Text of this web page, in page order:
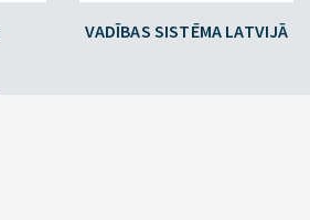
VADĪBAS SISTĒMA LATVIJĀ